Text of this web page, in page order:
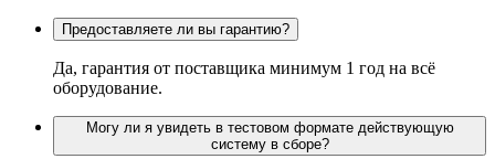
Предоставляете ли вы гарантию?
Да, гарантия от поставщика минимум 1 год на всё
оборудование.
Могу ли я увидеть в тестовом формате действующую
систему в сборе?